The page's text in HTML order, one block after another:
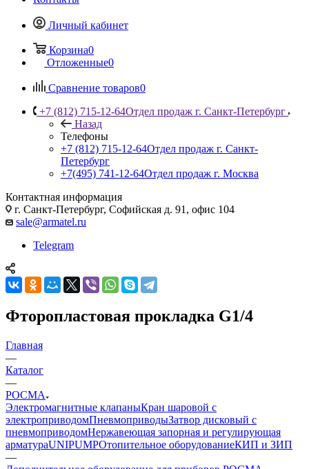
Личный кабинет
Корзина0
Отложенные0
Сравнение товаров0
+7 (812) 715-12-64Отдел продаж г. Санкт-Петербург
Назад
Телефоны
+7 (812) 715-12-64Отдел продаж г. Санкт-
Петербург
+7(495) 741-12-64Отдел продаж г. Москва
Контактная информация
г. Санкт-Петербург, Софийская д. 91, офис 104
sale@armatel.ru
Telegram
Фторопластовая прокладка G1/4
Главная
—
Каталог
—
РОСМА
Электромагнитные клапаныКран шаровой с
электроприводомПневмоприводыЗатвор дисковый с
пневмоприводомНержавеющая запорная и регулирующая
арматураUNIPUMPОтопительное оборудованиеКИП и ЗИП
—